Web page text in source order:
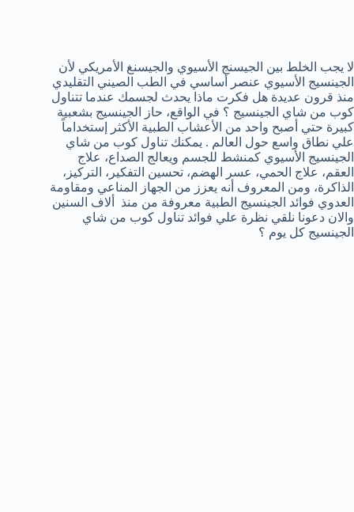
لا يجب الخلط بين الجيسنج الأسيوي والجيسنغ الأمريكي لأن
الجينسيج الأسيوي عنصر أساسي في الطب الصيني التقليدي
منذ قرون عديدة هل فكرت ماذا يحدث لجسمك عندما تتناول
كوب من شاي الجينسيج ؟ في الواقع، حاز الجينسيج بشعبية
كبيرة حتي أصبح واحد من الأعشاب الطبية الأكثر إستخداماً
علي نطاق واسع حول العالم . يمكنك تناول كوب من شاي
الجينسيج الأسيوي كمنشط للجسم ويعالج الصداع، علاج
العقم، علاج الحمي، عسر الهضم، تحسين التفكير، التركيز،
الذاكرة، ومن المعروف أنه يعزز من الجهاز المناعي ومقاومة
العدوي فوائد الجينسيج الطبية معروفة من منذ ألاف السنين
والان دعونا نلقي نظرة علي فوائد تناول كوب من شاي
الجينسيج كل يوم ؟